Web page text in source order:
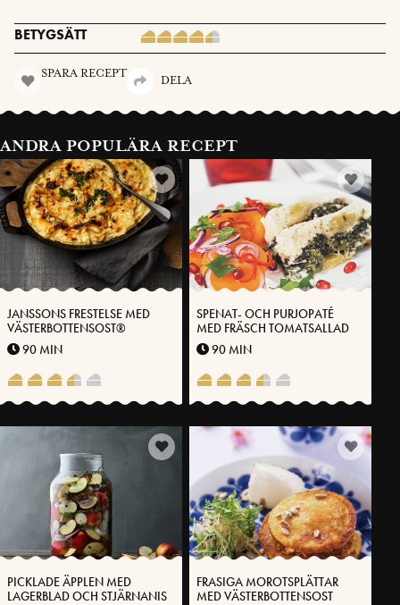
BETYGSÄTT
SPARA RECEPT
DELA
ANDRA POPULÄRA RECEPT
JANSSONS FRESTELSE MED
VÄSTERBOTTENSOST®
90 MIN
SPENAT- OCH PURJOPATÉ
MED FRÄSCH TOMATSALLAD
90 MIN
PICKLADE ÄPPLEN MED
LAGERBLAD OCH STJÄRNANIS
FRASIGA MOROTSPLÄTTAR
MED VÄSTERBOTTENSOST